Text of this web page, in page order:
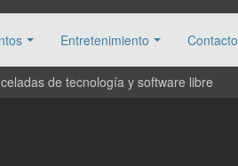
Entretenimiento Contacto
de tecnología y software libre